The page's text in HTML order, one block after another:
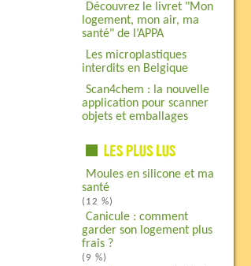
Découvrez le livret "Mon
logement, mon air, ma
santé" de l’APPA
Les microplastiques
interdits en Belgique
Scan4chem : la nouvelle
application pour scanner
objets et emballages
Moules en silicone et ma
santé
(12 %)
Canicule : comment
garder son logement plus
frais ?
(9 %)